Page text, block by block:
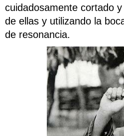
cuidadosamente cortado
de ellas y utilizando la
de resonancia.